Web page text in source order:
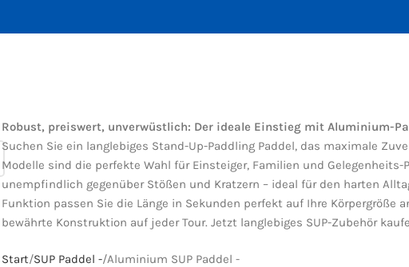
Robust, preiswert, unverwüstlich: Der ideale Einstieg mit Aluminium-
Suchen Sie ein langlebiges Stand-Up-Paddling Paddel, das maximale
Modelle sind die perfekte Wahl für Einsteiger, Familien und
unempfindlich gegenüber Stößen und Kratzern – ideal für den harten
Funktion passen Sie die Länge in Sekunden perfekt auf Ihre Körpergröße
bewährte Konstruktion auf jeder Tour. Jetzt langlebiges SUP-Zubehör
Start SUP Paddel - Aluminium SUP Paddel -